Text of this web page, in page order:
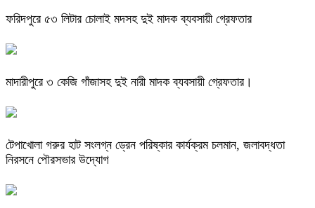
ফরিদপুরে ৫৩ লিটার চোলাই মদসহ দুই মাদক ব্যবসায়ী গ্রেফতার
মাদারীপুরে ৩ কেজি গাঁজাসহ দুই নারী মাদক ব্যবসায়ী গ্রেফতার।
টেপাখোলা গরুর হাট সংলগ্ন ড্রেন পরিষ্কার কার্যক্রম চলমান, জলাবদ্ধতা
নিরসনে পৌরসভার উদ্যোগ